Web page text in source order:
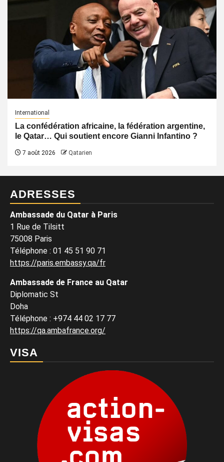
International
La confédération africaine, la fédération argentine,
le Qatar… Qui soutient encore Gianni Infantino ?
7 août 2026 Qatarien
ADRESSES
Ambassade du Qatar à Paris
1 Rue de Tilsitt
75008 Paris
Téléphone : 01 45 51 90 71
https://paris.embassy.qa/fr
Ambassade de France au Qatar
Diplomatic St
Doha
Téléphone : +974 44 02 17 77
https://qa.ambafrance.org/
VISA